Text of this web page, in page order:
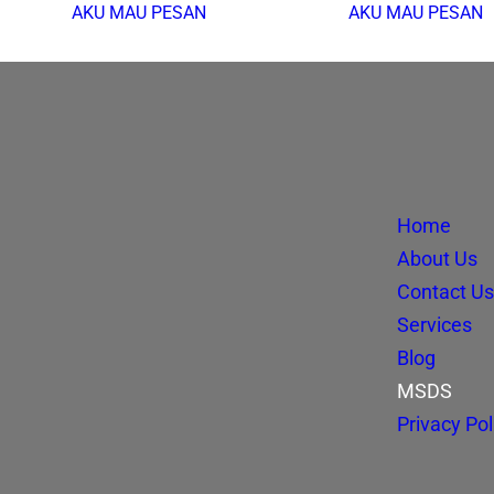
AKU MAU PESAN AKU MAU PESAN
Home
About Us
Contact Us
Services
Blog
MSDS
Privacy